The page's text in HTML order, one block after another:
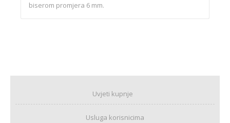
biserom promjera 6 mm.
Uvjeti kupnje
Usluga korisnicima